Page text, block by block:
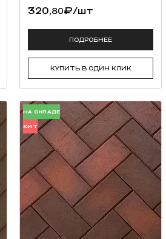
320,80₽/шт
ПОДРОБНЕЕ
КУПИТЬ В ОДИН КЛИК
НА СКЛАДЕ
ХИТ